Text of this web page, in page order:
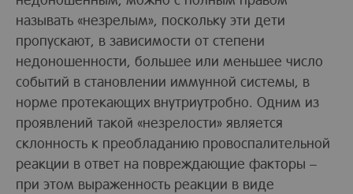
называть «незрелым», поскольку эти дети
пропускают, в зависимости от степени
недоношенности, большее или меньшее число
событий в становлении иммунной системы, в
норме протекающих внутриутробно. Одним из
проявлений такой «незрелости» является
склонность к преобладанию провоспалительной
реакции в ответ на повреждающие факторы –
при этом выраженность реакции в виде